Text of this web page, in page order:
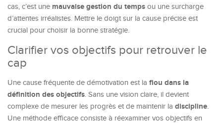
cas, c’est une mauvaise gestion du temps ou une surcharge
d’attentes irréalistes. Mettre le doigt sur la cause précise est
crucial pour choisir la bonne stratégie.
Clarifier vos objectifs pour retrouver le
cap
Une cause fréquente de démotivation est la flou dans la
définition des objectifs. Sans une vision claire, il devient
complexe de mesurer les progrès et de maintenir la discipline.
Une méthode efficace consiste à réexaminer vos objectifs en